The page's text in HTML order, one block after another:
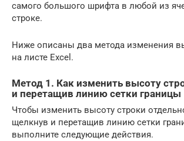
самого большого шрифта в любой из
строке.
Ниже описаны два метода изменения
на листе Excel.
Метод 1. Как изменить высоту
и перетащив линию сетки границы
Чтобы изменить высоту строки
щелкнув и перетащив линию сетки
выполните следующие действия.